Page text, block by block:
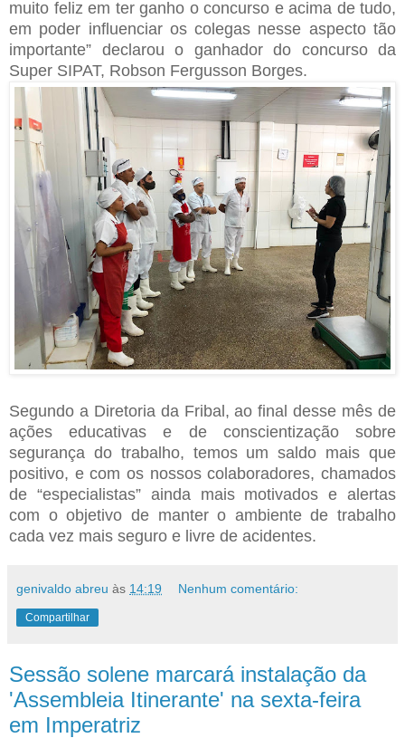
muito feliz em ter ganho o concurso e acima de tudo,
em poder influenciar os colegas nesse aspecto tão
importante” declarou o ganhador do concurso da
Super SIPAT, Robson Fergusson Borges.
Segundo a Diretoria da Fribal, ao final desse mês de
ações educativas e de conscientização sobre
segurança do trabalho, temos um saldo mais que
positivo, e com os nossos colaboradores, chamados
de “especialistas” ainda mais motivados e alertas
com o objetivo de manter o ambiente de trabalho
cada vez mais seguro e livre de acidentes.
genivaldo abreu às 14:19 Nenhum comentário:
Compartilhar
Sessão solene marcará instalação da
'Assembleia Itinerante' na sexta-feira
em Imperatriz